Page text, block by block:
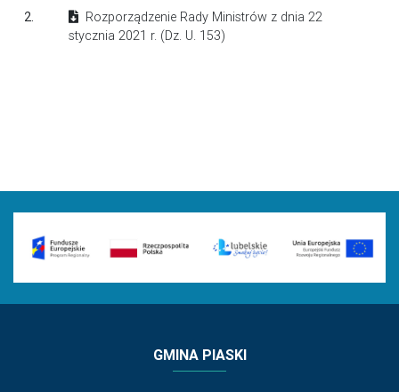
2.
Rozporządzenie Rady Ministrów z dnia 22
stycznia 2021 r. (Dz. U. 153)
GMINA PIASKI